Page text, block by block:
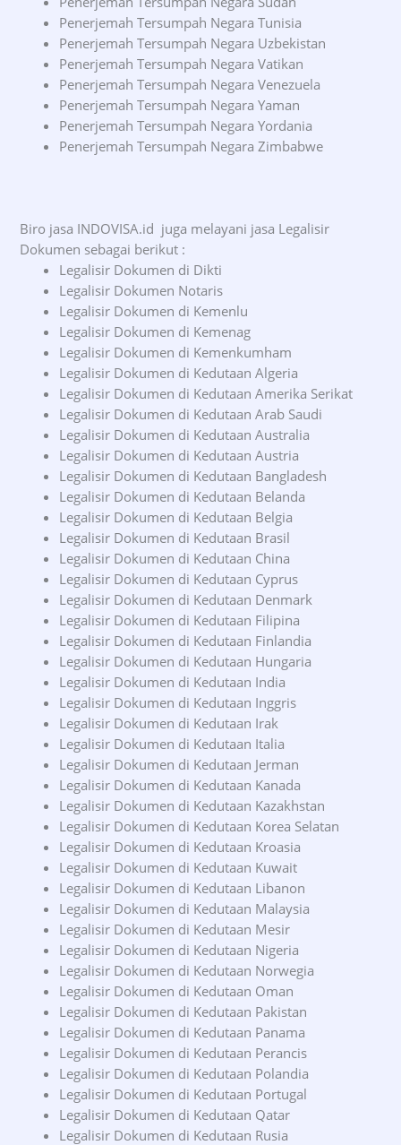
Penerjemah Tersumpah Negara Tunisia
Penerjemah Tersumpah Negara Uzbekistan
Penerjemah Tersumpah Negara Vatikan
Penerjemah Tersumpah Negara Venezuela
Penerjemah Tersumpah Negara Yaman
Penerjemah Tersumpah Negara Yordania
Penerjemah Tersumpah Negara Zimbabwe
Biro jasa INDOVISA.id juga melayani jasa Legalisir
Dokumen sebagai berikut :
Legalisir Dokumen di Dikti
Legalisir Dokumen Notaris
Legalisir Dokumen di Kemenlu
Legalisir Dokumen di Kemenag
Legalisir Dokumen di Kemenkumham
Legalisir Dokumen di Kedutaan Algeria
Legalisir Dokumen di Kedutaan Amerika Serikat
Legalisir Dokumen di Kedutaan Arab Saudi
Legalisir Dokumen di Kedutaan Australia
Legalisir Dokumen di Kedutaan Austria
Legalisir Dokumen di Kedutaan Bangladesh
Legalisir Dokumen di Kedutaan Belanda
Legalisir Dokumen di Kedutaan Belgia
Legalisir Dokumen di Kedutaan Brasil
Legalisir Dokumen di Kedutaan China
Legalisir Dokumen di Kedutaan Cyprus
Legalisir Dokumen di Kedutaan Denmark
Legalisir Dokumen di Kedutaan Filipina
Legalisir Dokumen di Kedutaan Finlandia
Legalisir Dokumen di Kedutaan Hungaria
Legalisir Dokumen di Kedutaan India
Legalisir Dokumen di Kedutaan Inggris
Legalisir Dokumen di Kedutaan Irak
Legalisir Dokumen di Kedutaan Italia
Legalisir Dokumen di Kedutaan Jerman
Legalisir Dokumen di Kedutaan Kanada
Legalisir Dokumen di Kedutaan Kazakhstan
Legalisir Dokumen di Kedutaan Korea Selatan
Legalisir Dokumen di Kedutaan Kroasia
Legalisir Dokumen di Kedutaan Kuwait
Legalisir Dokumen di Kedutaan Libanon
Legalisir Dokumen di Kedutaan Malaysia
Legalisir Dokumen di Kedutaan Mesir
Legalisir Dokumen di Kedutaan Nigeria
Legalisir Dokumen di Kedutaan Norwegia
Legalisir Dokumen di Kedutaan Oman
Legalisir Dokumen di Kedutaan Pakistan
Legalisir Dokumen di Kedutaan Panama
Legalisir Dokumen di Kedutaan Perancis
Legalisir Dokumen di Kedutaan Polandia
Legalisir Dokumen di Kedutaan Portugal
Legalisir Dokumen di Kedutaan Qatar
Legalisir Dokumen di Kedutaan Rusia